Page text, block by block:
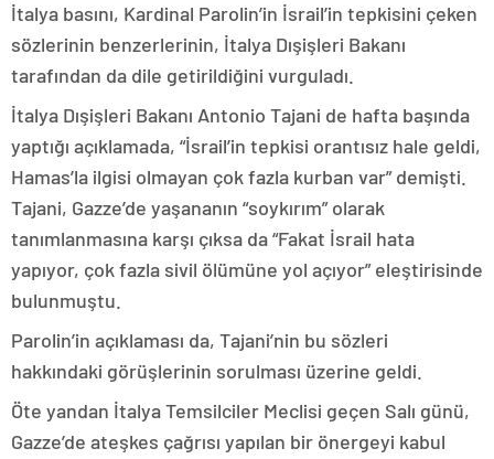
İtalya basını, Kardinal Parolin’in İsrail’in tepkisini çeken
sözlerinin benzerlerinin, İtalya Dışişleri Bakanı
tarafından da dile getirildiğini vurguladı.
İtalya Dışişleri Bakanı Antonio Tajani de hafta başında
yaptığı açıklamada, “İsrail’in tepkisi orantısız hale geldi,
Hamas’la ilgisi olmayan çok fazla kurban var” demişti.
Tajani, Gazze’de yaşananın “soykırım” olarak
tanımlanmasına karşı çıksa da “Fakat İsrail hata
yapıyor, çok fazla sivil ölümüne yol açıyor” eleştirisinde
bulunmuştu.
Parolin’in açıklaması da, Tajani’nin bu sözleri
hakkındaki görüşlerinin sorulması üzerine geldi.
Öte yandan İtalya Temsilciler Meclisi geçen Salı günü,
Gazze’de ateşkes çağrısı yapılan bir önergeyi kabul